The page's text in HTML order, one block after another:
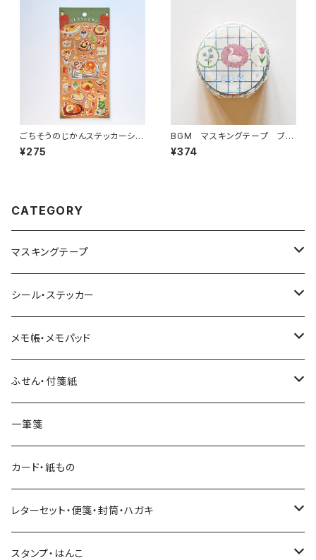
ごちそうのじかんステッカーシー
ル 82928 純喫茶カフェ きつ
ね
¥275
BGM マスキングテープ ブロ
ーチ
¥374
CATEGORY
マスキングテープ
ヨハク
和紙
透明クリア
Hutte paper works （プロペラスタジオ）
ネクタイ
透明クリアテープ
柄・モチーフで選ぶ（マステ）
いちご・ストロベリー
フルーツ・野菜
マインドウェイブ
水縞
シール・ステッカー
フレークシール
パピアプラッツ（作家もの）
ヨハク
ステッカーシール
マインドウェイブ
田村美紀
立体シール
メモ帳・メモパッド
ヨハク
HUTTE PAPER WORKS
表現社（作家もの）
星燈社
古川紙工
ふせん・付箋紙
ヨハク
HUTTE PAPER WORKS
古川紙工
表現社（作家もの）
一筆箋
カード・紙もの
レターセット・便箋・封筒・ハガキ
古川紙工
スタンプ・はんこ